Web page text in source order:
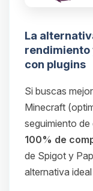
La
rendimiento
con plugins
Si buscas
Minecraft
seguimiento de
100% de
de Spigot y
alternativa